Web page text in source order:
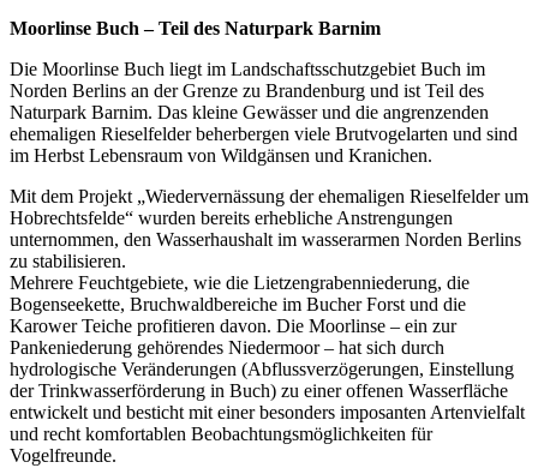
Moorlinse Buch – Teil des Naturpark Barnim
Die Moorlinse Buch liegt im Landschaftsschutzgebiet Buch im
Norden Berlins an der Grenze zu Brandenburg und ist Teil des
Naturpark Barnim. Das kleine Gewässer und die angrenzenden
ehemaligen Rieselfelder beherbergen viele Brutvogelarten und sind
im Herbst Lebensraum von Wildgänsen und Kranichen.
Mit dem Projekt „Wiedervernässung der ehemaligen Rieselfelder um
Hobrechtsfelde“ wurden bereits erhebliche Anstrengungen
unternommen, den Wasserhaushalt im wasserarmen Norden Berlins
zu stabilisieren.
Mehrere Feuchtgebiete, wie die Lietzengrabenniederung, die
Bogenseekette, Bruchwaldbereiche im Bucher Forst und die
Karower Teiche profitieren davon. Die Moorlinse – ein zur
Pankeniederung gehörendes Niedermoor – hat sich durch
hydrologische Veränderungen (Abflussverzögerungen, Einstellung
der Trinkwasserförderung in Buch) zu einer offenen Wasserfläche
entwickelt und besticht mit einer besonders imposanten Artenvielfalt
und recht komfortablen Beobachtungsmöglichkeiten für
Vogelfreunde.